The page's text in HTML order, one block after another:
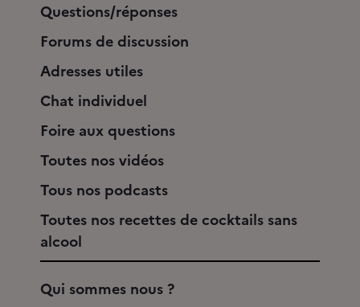
Questions/réponses
Forums de discussion
Adresses utiles
Chat individuel
Foire aux questions
Toutes nos vidéos
Tous nos podcasts
Toutes nos recettes de cocktails sans
alcool
Qui sommes nous ?